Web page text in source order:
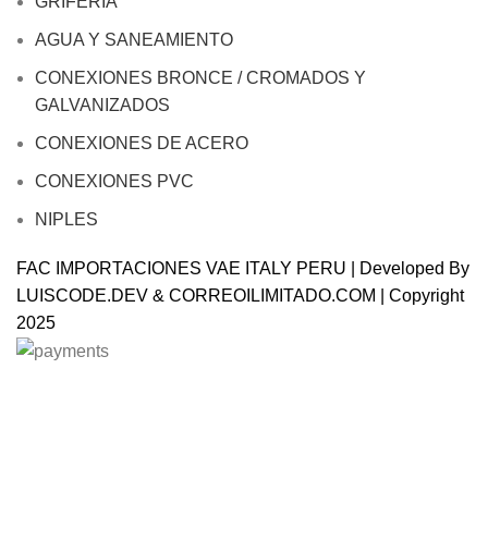
AGUA Y SANEAMIENTO
CONEXIONES BRONCE / CROMADOS Y
GALVANIZADOS
CONEXIONES DE ACERO
CONEXIONES PVC
NIPLES
FAC IMPORTACIONES VAE ITALY PERU | Developed By
LUISCODE.DEV & CORREOILIMITADO.COM
| Copyright
2025